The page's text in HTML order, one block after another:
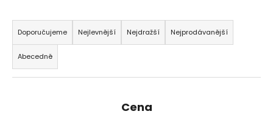
Ř
a
z
e
n
Doporučujeme Nejlevnější Nejdražší Nejprodávanější
Abecedně
Cena
HLEDAT